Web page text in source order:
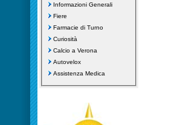
Informazioni Generali
Fiere
Farmacie di Turno
Curiosità
Calcio a Verona
Autovelox
Assistenza Medica